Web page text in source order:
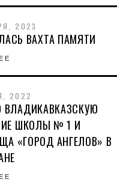
2023
ВАХТА ПАМЯТИ
2022
ВЛАДИКАВКАЗСКУЮ
ШКОЛЫ № 1 И
«ГОРОД АНГЕЛОВ» В